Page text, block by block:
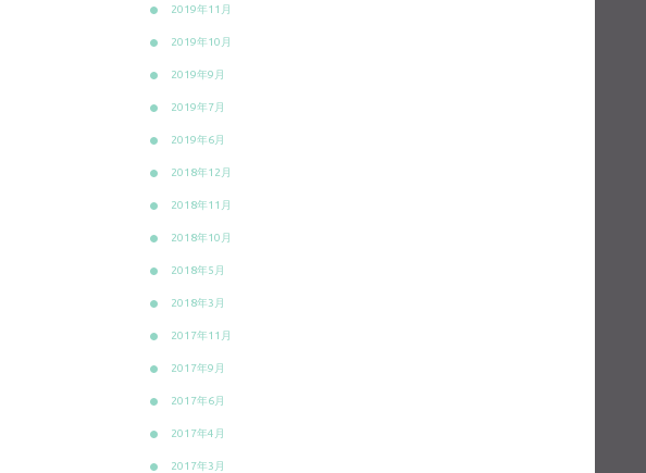
2019年11月
2019年10月
2019年9月
2019年7月
2019年6月
2018年12月
2018年11月
2018年10月
2018年5月
2018年3月
2017年11月
2017年9月
2017年6月
2017年4月
2017年3月